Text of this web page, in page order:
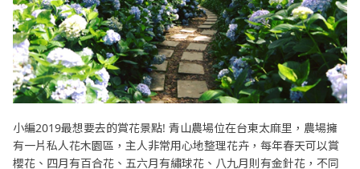
小編2019最想要去的賞花景點! 青山農場位在台東太麻里，農場擁
有一片私人花木園區，主人非常用心地整理花卉，每年春天可以賞
櫻花、四月有百合花、五六月有繡球花、八九月則有金針花，不同